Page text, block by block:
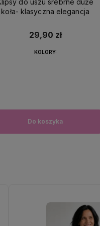
koła- klasyczna elegancja
29,90 zł
Do koszyka
KOLORY: